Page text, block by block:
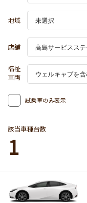
地域
店舗
福祉
車両
試乗車のみ表示
該当車種台数
1